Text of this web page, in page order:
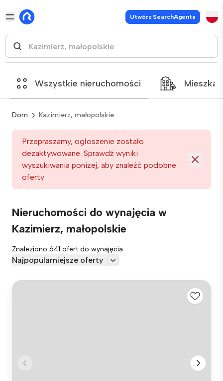
Utwórz SearchAgenta
Wszystkie nieruchomości
Dom Kazimierz, małopolskie
Przepraszamy, ogłoszenie zostało
dezaktywowane. Sprawdź wyniki
wyszukiwania poniżej, aby znaleźć podobne
oferty
Nieruchomości do wynajęcia w
Kazimierz, małopolskie
Znaleziono 641 ofert do wynajęcia
Najpopularniejsze oferty